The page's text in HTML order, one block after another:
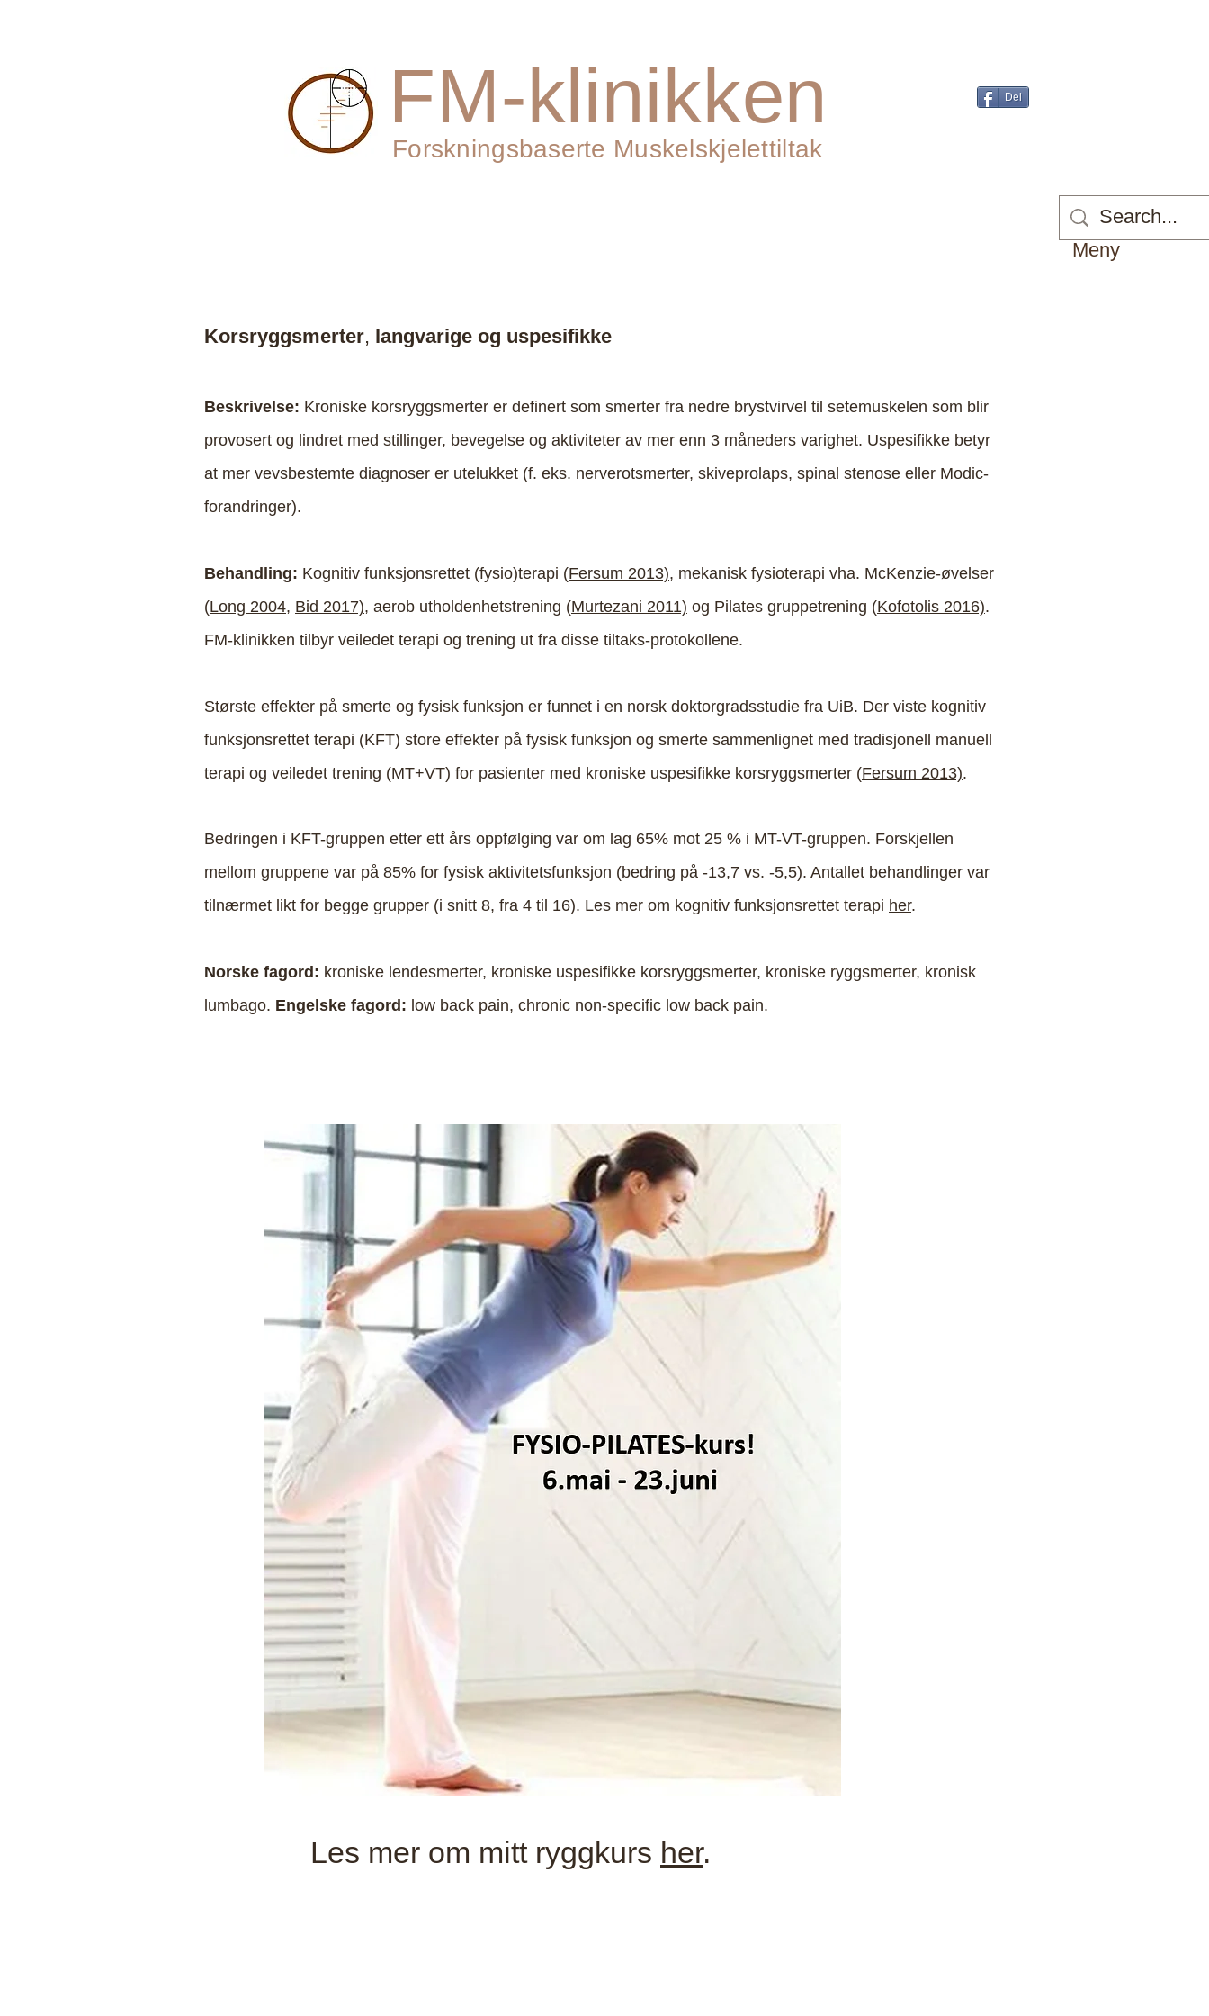
FM-klinikken Del
Forskningsbaserte Muskelskjelettiltak
Meny
Korsryggsmerter, langvarige og uspesifikke
Beskrivelse: Kroniske korsryggsmerter er definert som smerter fra nedre brystvirvel til setemuskelen som blir
provosert og lindret med stillinger, bevegelse og aktiviteter av mer enn 3 måneders varighet. Uspesifikke betyr
at mer vevsbestemte diagnoser er utelukket (f. eks. nerverotsmerter, skiveprolaps, spinal stenose eller Modic-
forandringer).
Behandling: Kognitiv funksjonsrettet (fysio)terapi (Fersum 2013), mekanisk fysioterapi vha. McKenzie-øvelser
(Long 2004, Bid 2017), aerob utholdenhetstrening (Murtezani 2011) og Pilates gruppetrening (Kofotolis 2016).
FM-klinikken tilbyr veiledet terapi og trening ut fra disse tiltaks-protokollene.
Største effekter på smerte og fysisk funksjon er funnet i en norsk doktorgradsstudie fra UiB. Der viste kognitiv
funksjonsrettet terapi (KFT) store effekter på fysisk funksjon og smerte sammenlignet med tradisjonell manuell
terapi og veiledet trening (MT+VT) for pasienter med kroniske uspesifikke korsryggsmerter (Fersum 2013).
Bedringen i KFT-gruppen etter ett års oppfølging var om lag 65% mot 25 % i MT-VT-gruppen. Forskjellen
mellom gruppene var på 85% for fysisk aktivitetsfunksjon (bedring på -13,7 vs. -5,5). Antallet behandlinger var
tilnærmet likt for begge grupper (i snitt 8, fra 4 til 16). Les mer om kognitiv funksjonsrettet terapi her.
Norske fagord: kroniske lendesmerter, kroniske uspesifikke korsryggsmerter, kroniske ryggsmerter, kronisk
lumbago. Engelske fagord: low back pain, chronic non-specific low back pain.
Les mer om mitt ryggkurs her.